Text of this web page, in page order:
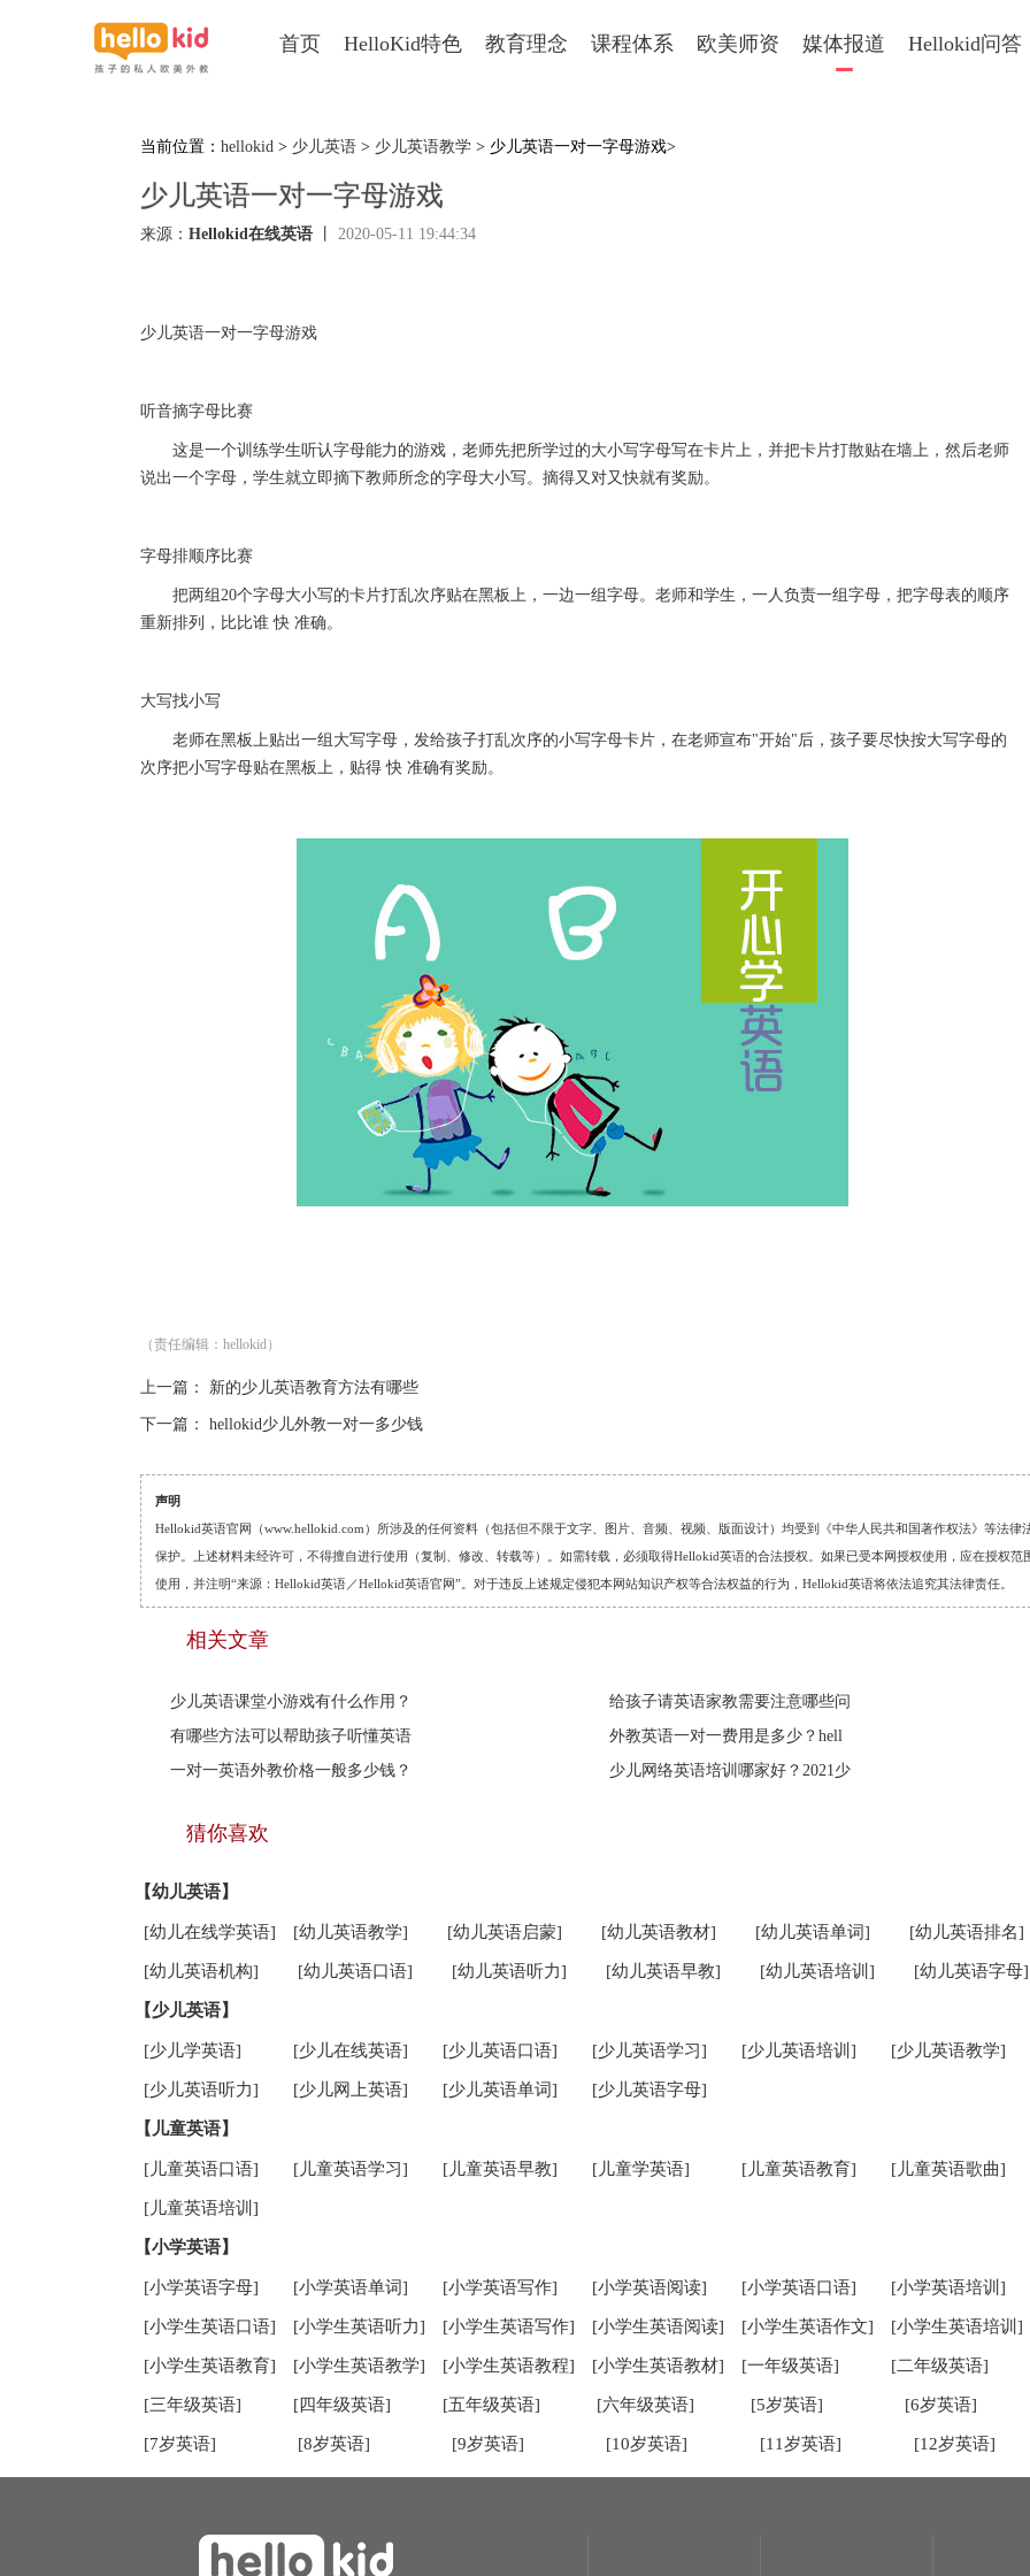
首页 HelloKid特色 教育理念 课程体系 欧美师资 媒体报道 Hellokid问答
当前位置： hellokid > 少儿英语 > 少儿英语教学 > 少儿英语一对一字母游戏>
少儿英语一对一字母游戏
来源： Hellokid在线英语 2020-05-11 19:44:34
少儿英语一对一字母游戏
听音摘字母比赛
这是一个训练学生听认字母能力的游戏，老师先把所学过的大小写字母写在卡片上，并把卡片打散贴在墙上，然后老师
说出一个字母，学生就立即摘下教师所念的字母大小写。摘得又对又快就有奖励。
字母排顺序比赛
把两组20个字母大小写的卡片打乱次序贴在黑板上，一边一组字母。老师和学生，一人负责一组字母，把字母表的顺序
重新排列，比比谁 快 准确。
大写找小写
老师在黑板上贴出一组大写字母，发给孩子打乱次序的小写字母卡片，在老师宣布"开始"后，孩子要尽快按大写字母的
次序把小写字母贴在黑板上，贴得 快 准确有奖励。
（责任编辑：hellokid）
上一篇： 新的少儿英语教育方法有哪些
下一篇： hellokid少儿外教一对一多少钱
声明
Hellokid英语官网（www.hellokid.com）所涉及的任何资料（包括但不限于文字、图片、音频、视频、版面设计）均受到《中华人民共和国著作权法》等法律
保护。上述材料未经许可，不得擅自进行使用（复制、修改、转载等）。如需转载，必须取得Hellokid英语的合法授权。如果已受本网授权使用，应在授权范
使用，并注明“来源：Hellokid英语／Hellokid英语官网”。对于违反上述规定侵犯本网站知识产权等合法权益的行为，Hellokid英语将依法追究其法律责任。
相关文章
少儿英语课堂小游戏有什么作用？
给孩子请英语家教需要注意哪些问
有哪些方法可以帮助孩子听懂英语
外教英语一对一费用是多少？hell
一对一英语外教价格一般多少钱？
少儿网络英语培训哪家好？2021少
猜你喜欢
【幼儿英语】
[幼儿在线学英语] [幼儿英语教学] [幼儿英语启蒙] [幼儿英语教材] [幼儿英语单词] [幼儿英语排名]
[幼儿英语机构] [幼儿英语口语] [幼儿英语听力] [幼儿英语早教] [幼儿英语培训] [幼儿英语字母]
【少儿英语】
[少儿学英语] [少儿在线英语] [少儿英语口语] [少儿英语学习] [少儿英语培训] [少儿英语教学]
[少儿英语听力] [少儿网上英语] [少儿英语单词] [少儿英语字母]
【儿童英语】
[儿童英语口语] [儿童英语学习] [儿童英语早教] [儿童学英语] [儿童英语教育] [儿童英语歌曲]
[儿童英语培训]
【小学英语】
[小学英语字母] [小学英语单词] [小学英语写作] [小学英语阅读] [小学英语口语] [小学英语培训]
[小学生英语口语] [小学生英语听力] [小学生英语写作] [小学生英语阅读] [小学生英语作文] [小学生英语培训]
[小学生英语教育] [小学生英语教学] [小学生英语教程] [小学生英语教材] [一年级英语] [二年级英语]
[三年级英语] [四年级英语] [五年级英语] [六年级英语] [5岁英语] [6岁英语]
[7岁英语] [8岁英语] [9岁英语] [10岁英语] [11岁英语] [12岁英语]